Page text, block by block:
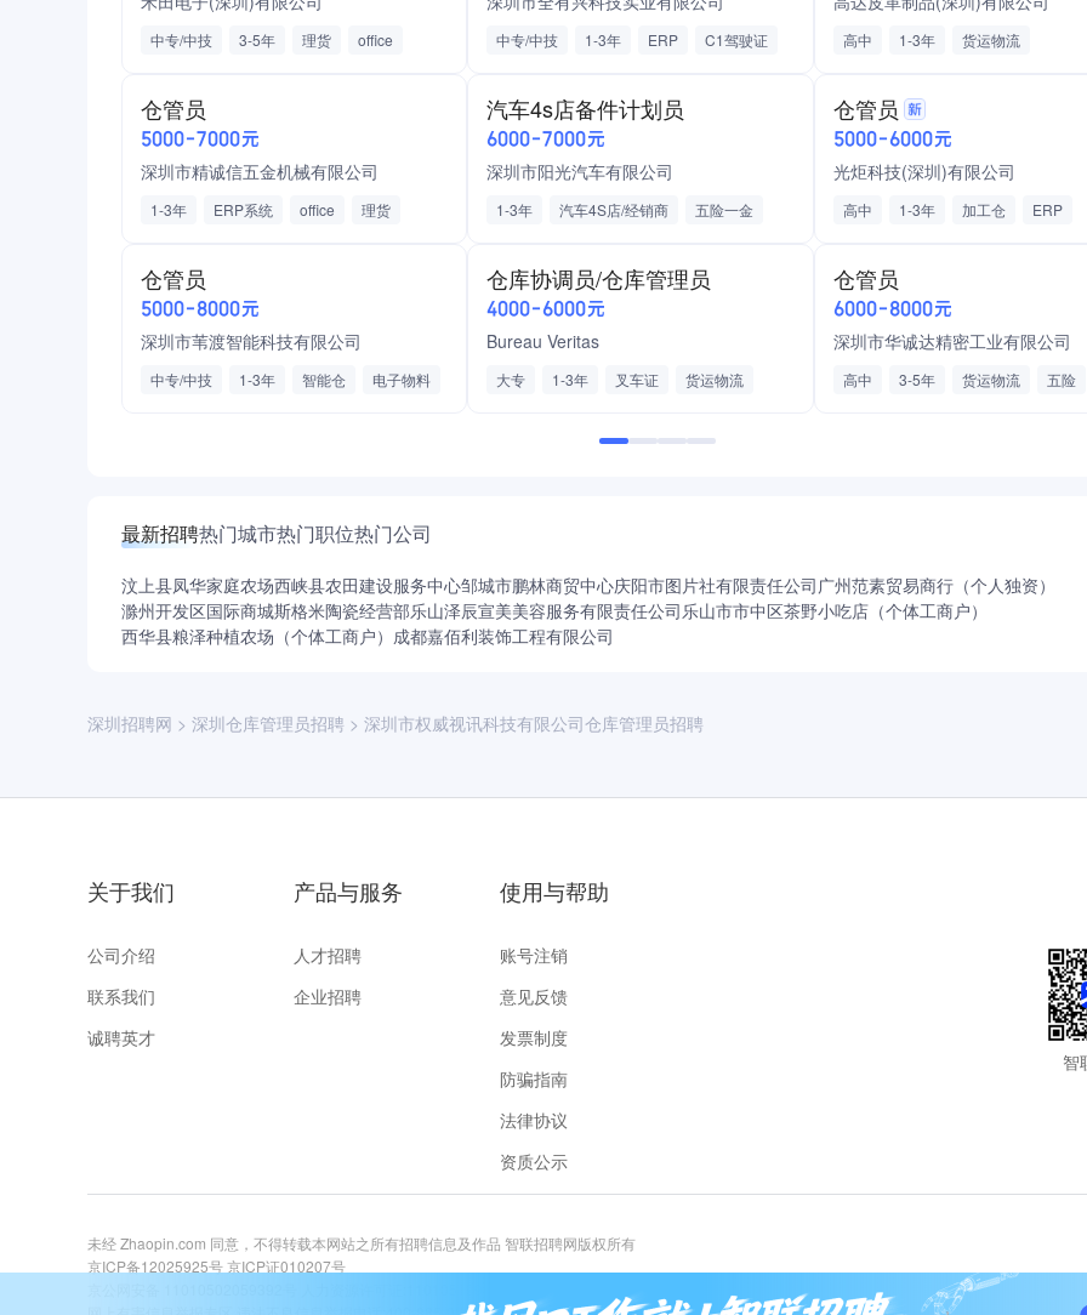
中专/中技 3-5年 理货
office
提供食宿
中专/中技 1-3年 ERP
C1驾驶证
半导体/芯片
节假日正常放假
全勤奖
高中 1-3年 货运物流
仓管员
5000-7000元
深圳市精诚信五金机械有限公司
1-3年 ERP系统 office
理货
购买五险
房补
包吃包住
汽车4s店备件计划员
6000-7000元
深圳市阳光汽车有限公司
1-3年 汽车4S店/经销商
五险一金
仓管员
5000-6000元
光炬科技(深圳)有限公司
高中 1-3年 加工仓
ERP
全勤奖
法定节假日三薪
有房补
仓管员
5000-8000元
深圳市苇渡智能科技有限公司
中专/中技 1-3年 智能仓
电子物料
仓库协调员/仓库管理员
4000-6000元
Bureau Veritas
大专 1-3年 叉车证
货运物流
仓管员
6000-8000元
深圳市华诚达精密工业有限公司
高中 3-5年 货运物流
五险
最新招聘热门城市热门职位热门公司
汶上县凤华家庭农场西峡县农田建设服务中心邹城市鹏林商贸中心庆阳市图片社有限责任公司广州范素贸易商行（个人独资）
滁州开发区国际商城斯格米陶瓷经营部乐山泽辰宣美美容服务有限责任公司乐山市市中区茶野小吃店（个体工商户）
西华县粮泽种植农场（个体工商户） 成都嘉佰利装饰工程有限公司
深圳招聘网 > 深圳仓库管理员招聘 > 深圳市权威视讯科技有限公司仓库管理员招聘
关于我们
公司介绍
联系我们
诚聘英才
产品与服务
人才招聘
企业招聘
使用与帮助
账号注销
意见反馈
发票制度
防骗指南
法律协议
资质公示
智
未经 Zhaopin.com 同意，不得转载本网站之所有招聘信息及作品 智联招聘网版权所有
京ICP备12025925号京ICP证010207号